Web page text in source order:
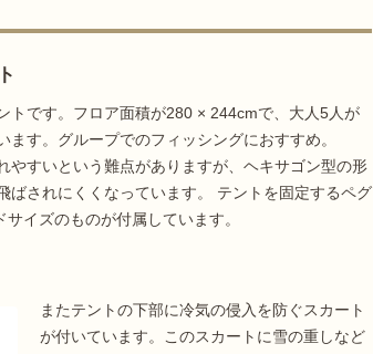
トです。フロア面積が280 × 244cmで、大人5人が
す。グループでのフィッシングにおすすめ。
やすいという難点がありますが、ヘキサゴン型の形
ばされにくくなっています。 テントを固定するペグ
イズのものが付属しています。
またテントの下部に冷気の侵入を防ぐスカート
が付いています。このスカートに雪の重しなど